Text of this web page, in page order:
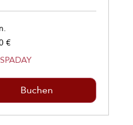
€
Buchen